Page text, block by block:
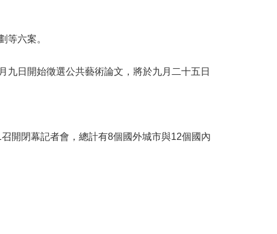
等六案。
日開始徵選公共藝術論文，將於九月二十五日
開閉幕記者會，總計有8個國外城市與12個國內